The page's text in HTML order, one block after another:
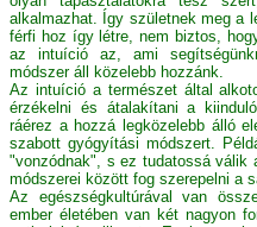
alkalmazhat. Így születnek meg a
férfi hoz így létre, nem biztos,
az intuíció az, ami
módszer áll közelebb hozzánk.
Az intuíció a természet által
érzékelni és átalakítani a
ráérez a hozzá legközelebb álló
szabott gyógyítási módszert.
"vonzódnak", s ez tudatossá válik
módszerei között fog szerepelni a
Az egészségkultúrával van
ember életében van két nagyon